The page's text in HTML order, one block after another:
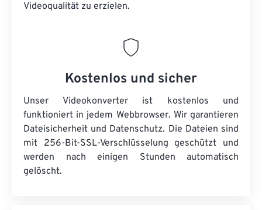
Videoqualität zu erzielen.
Kostenlos und sicher
Unser Videokonverter ist kostenlos und
funktioniert in jedem Webbrowser. Wir garantieren
Dateisicherheit und Datenschutz. Die Dateien sind
mit 256-Bit-SSL-Verschlüsselung geschützt und
werden nach einigen Stunden automatisch
gelöscht.